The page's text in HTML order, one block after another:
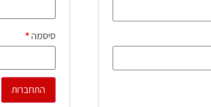
סיסמה*
התחברות